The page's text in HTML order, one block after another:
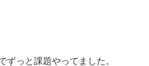
っと課題やってました。